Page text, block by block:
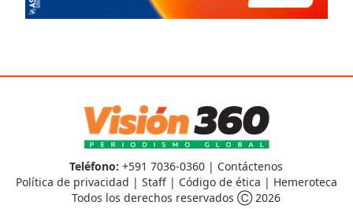
Teléfono: +591 7036-0360 | Contáctenos
Política de privacidad | Staff| Código de ética | Hemeroteca
Todos los derechos reservados Ⓒ 2026